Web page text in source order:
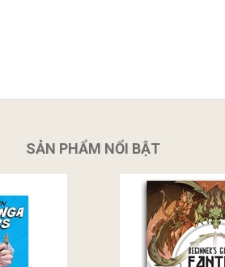
SẢN PHẨM NỔI BẬT